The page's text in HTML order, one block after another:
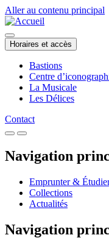
Aller au contenu principal
Horaires et accès
Bastions
Centre
La Musicale
Les Délices
Contact
Navigation
Emprunter &
Collections
Actualités
Navigation